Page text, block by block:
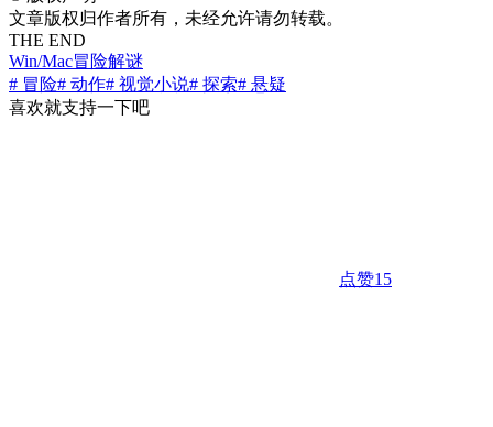
文章版权归作者所有，未经允许请勿转载。
THE END
Win/Mac冒险解谜
# 冒险# 动作# 视觉小说# 探索# 悬疑
喜欢就支持一下吧
点赞15